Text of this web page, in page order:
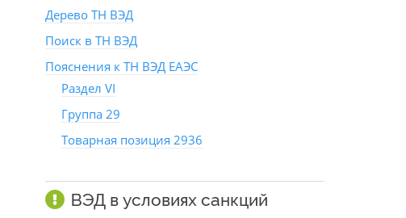
Дерево ТН ВЭД
Поиск в ТН ВЭД
Пояснения к ТН ВЭД ЕАЭС
Раздел VI
Группа 29
Товарная позиция 2936
ВЭД в условиях санкций